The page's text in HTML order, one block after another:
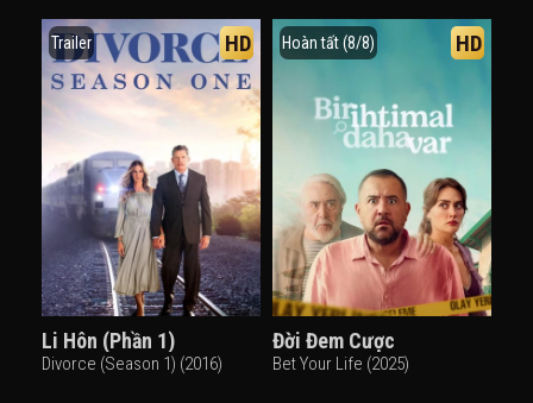
Trailer HD
Li Hôn (Phần 1)
Divorce (Season 1) (2016)
Hoàn tất (8/8) HD
Đời Đem Cược
Bet Your Life (2025)